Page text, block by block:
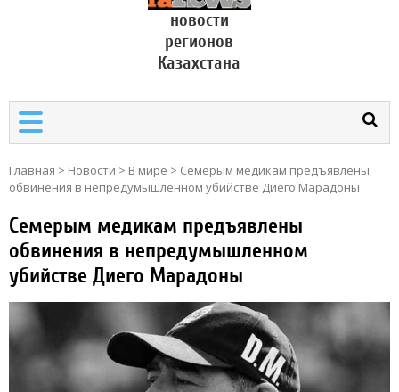
новости
регионов
Казахстана
Главная > Новости > В мире > Семерым медикам предъявлены
обвинения в непредумышленном убийстве Диего Марадоны
Семерым медикам предъявлены
обвинения в непредумышленном
убийстве Диего Марадоны